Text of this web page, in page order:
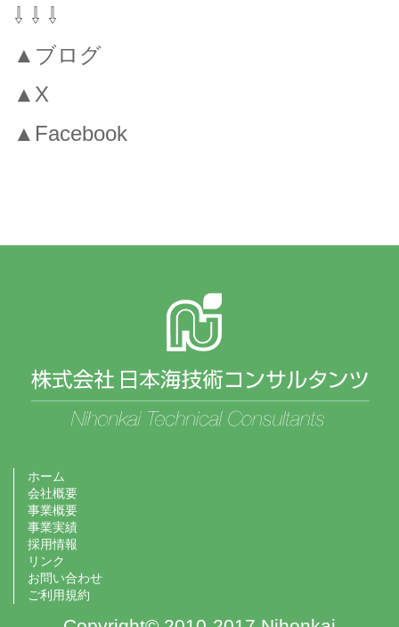
⇩ ⇩ ⇩
▲ブログ
▲X
▲Facebook
ホーム
会社概要
事業概要
事業実績
採用情報
リンク
お問い合わせ
ご利用規約